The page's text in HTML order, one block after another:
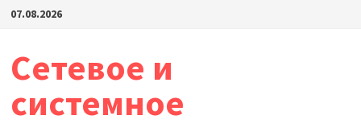
Перейти
07.08.2026
Сетевое и
системное